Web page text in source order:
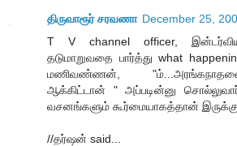
திருவாரூர் சரவணா December 25,
T V channel officer,
தடுமாறுவதை பார்த்து what
மணிவண்ணன்,
ஆக்கிட்டான் " அப்படின்னு
வசனங்களும் கூர்மையாகத்தான்
//தர்ஷன் said...